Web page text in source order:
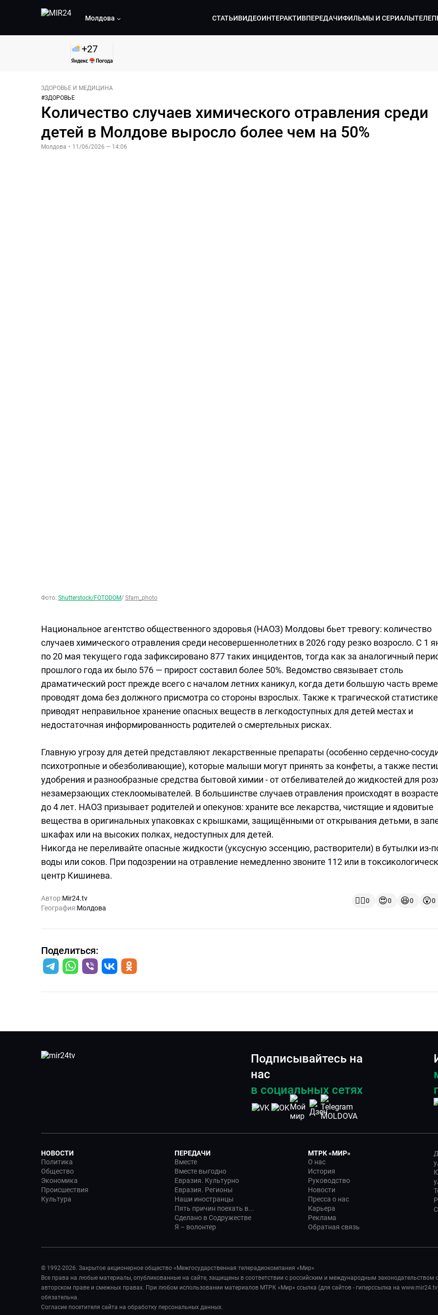
Молдова СТАТЬИВИДЕОИНТЕРАКТИВПЕРЕДАЧИФИЛЬМЫ И СЕРИАЛЫ
+27
ЗДОРОВЬЕ И МЕДИЦИНА
#ЗДОРОВЬЕ
Количество случаев химического отравления среди
детей в Молдове выросло более чем на 50%
Молдова • 11/06/2026 — 14:06
Фото: Shutterstock/FOTODOM/ Sfam_photo
Национальное агентство общественного здоровья (НАОЗ) Молдовы бьет тревогу: количество
случаев химического отравления среди несовершеннолетних в 2026 году резко возросло. С 1
по 20 мая текущего года зафиксировано 877 таких инцидентов, тогда как за аналогичный
прошлого года их было 576 — прирост составил более 50%. Ведомство связывает столь
драматический рост прежде всего с началом летних каникул, когда дети большую часть
проводят дома без должного присмотра со стороны взрослых. Также к трагической статистике
приводят неправильное хранение опасных веществ в легкодоступных для детей местах и
недостаточная информированность родителей о смертельных рисках.
Главную угрозу для детей представляют лекарственные препараты (особенно сердечно-
психотропные и обезболивающие), которые малыши могут принять за конфеты, а также
удобрения и разнообразные средства бытовой химии - от отбеливателей до жидкостей для
незамерзающих стеклоомывателей. В большинстве случаев отравления происходят в возрасте
до 4 лет. НАОЗ призывает родителей и опекунов: храните все лекарства, чистящие и ядовитые
вещества в оригинальных упаковках с крышками, защищёнными от открывания детьми, в
шкафах или на высоких полках, недоступных для детей.
Никогда не переливайте опасные жидкости (уксусную эссенцию, растворители) в бутылки из-
воды или соков. При подозрении на отравление немедленно звоните 112 или в
центр Кишинева.
Автор:Mir24.tv
География:Молдова
👍🏻0 😍0 😆0 😲0
Поделиться:
Подписывайтесь на
нас
в социальных сетях
НОВОСТИ
Политика
Общество
Экономика
Происшествия
Культура
ПЕРЕДАЧИ
Вместе
Вместе выгодно
Евразия. Культурно
Евразия. Регионы
Наши иностранцы
Пять причин поехать в...
Сделано в Содружестве
Я – волонтер
МТРК «МИР»
О нас
История
Руководство
Новости
Пресса о нас
Карьера
Реклама
Обратная связь
© 1992-2026. Закрытое акционерное общество «Межгосударственная телерадиокомпания «Мир»
Все права на любые материалы, опубликованные на сайте, защищены в соответствии с российским и международным законодательством
авторском праве и смежных правах. При любом использовании материалов МТРК «Мир» ссылка (для сайтов - гиперссылка на
обязательна.
Согласие посетителя сайта на обработку персональных данных.